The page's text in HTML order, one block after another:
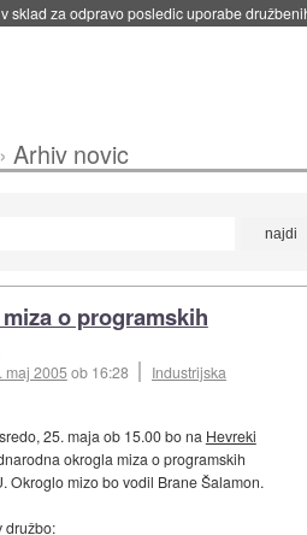
sklad za odpravo posledic uporabe
Arhiv novic
o programskih
maj 2005ob 16:28
Industrijska
25. maja ob 15.00 bo na Hevreki
okrogla miza o programskih
Okroglo mizo bo vodil Brane Šalamon.
družbo: